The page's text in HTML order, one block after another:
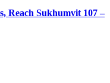
Reach Sukhumvit 107 –